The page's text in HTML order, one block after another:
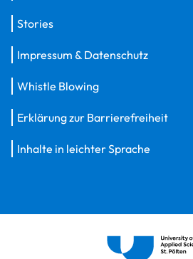
Stories
Impressum & Datenschutz
Whistle Blowing
Erklärung zur Barrierefreiheit
Inhalte in leichter Sprache